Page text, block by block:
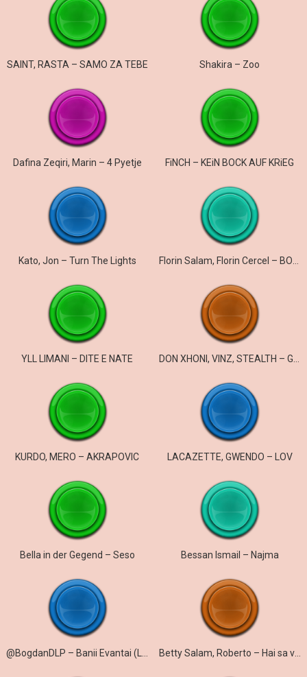
SAINT, RASTA – SAMO ZA TEBE Shakira – Zoo
Dafina Zeqiri, Marin – 4 Pyetje FiNCH – KEiN BOCK AUF KRiEG
Kato, Jon – Turn The Lights
YLL LIMANI – DITE E NATE
KURDO, MERO – AKRAPOVIC LACAZETTE, GWENDO – LOV
Bella in der Gegend – Seso Bessan Ismail – Najma
Betty Salam, Roberto – Hai sa vada lumea